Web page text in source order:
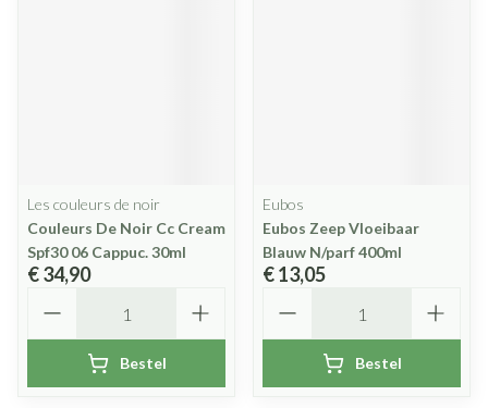
Les couleurs de noir
Couleurs De Noir Cc Cream
Spf30 06 Cappuc. 30ml
€ 34,90
Bestel
Eubos
Eubos Zeep Vloeibaar
Blauw N/parf 400ml
€ 13,05
Bestel